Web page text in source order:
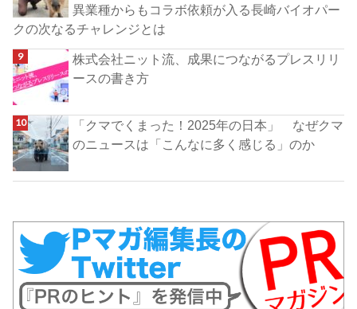
異業種からもコラボ依頼が入る長崎バイオパー
クの次なるチャレンジとは
株式会社ニット流、成果につながるプレスリリ
ースの書き方
「クマでくまった！2025年の日本」 なぜクマ
のニュースは「こんなに多く感じる」のか